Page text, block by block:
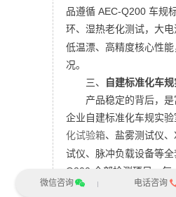
品遵循 AEC-Q200 车规
环、湿热老化测试，大
低温漂、高精度核心性
况。
三、
自建标准化车
产品稳定的背后，是
企业自建标准化车规实
化试验箱、盐雾测试仪
试仪、脉冲负载设备等
Q200 全部检测项目。 每
成多轮耐久验证，包含
微信咨询 电话咨询